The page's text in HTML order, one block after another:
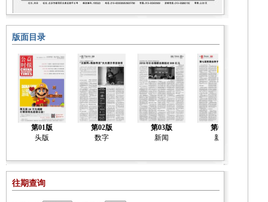
版面目录
第01版
头版
第02版
数字
第03版
新闻
第04版
新闻
往期查询